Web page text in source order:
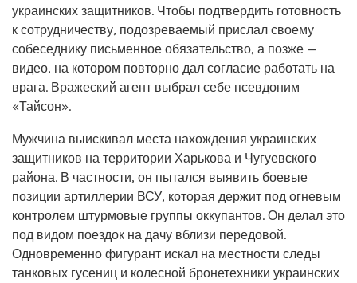
украинских защитников. Чтобы подтвердить готовность
к сотрудничеству, подозреваемый прислал своему
собеседнику письменное обязательство, а позже —
видео, на котором повторно дал согласие работать на
врага. Вражеский агент выбрал себе псевдоним
«Тайсон».
Мужчина выискивал места нахождения украинских
защитников на территории Харькова и Чугуевского
района. В частности, он пытался выявить боевые
позиции артиллерии ВСУ, которая держит под огневым
контролем штурмовые группы оккупантов. Он делал это
под видом поездок на дачу вблизи передовой.
Одновременно фигурант искал на местности следы
танковых гусениц и колесной бронетехники украинских